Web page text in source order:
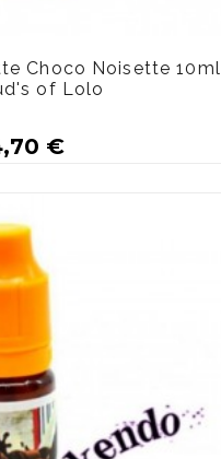
de détails
Choco Noisette 10ml
of Lolo
€